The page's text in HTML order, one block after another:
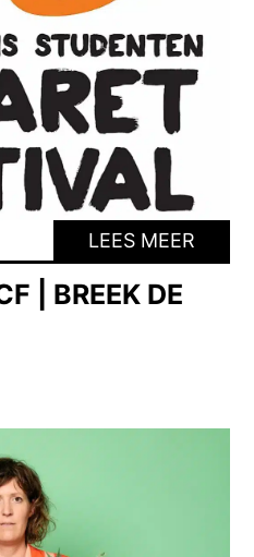
LEES MEER
| BREEK DE